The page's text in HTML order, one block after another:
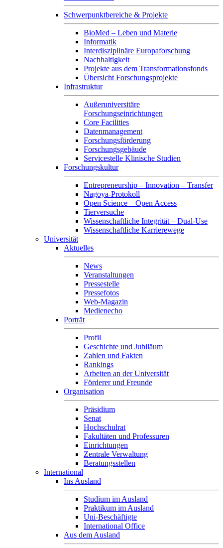
Schwerpunktbereiche & Projekte
BioMed – Leben und Materie
Informatik
Interdisziplinäre Europaforschung
Nachhaltigkeit
Projekte aus dem Transformationsfonds
Übersicht Forschungsprojekte
Infrastruktur
Außeruniversitäre
Forschungseinrichtungen
Core Facilities
Datenmanagement
Forschungsförderung
Forschungsgebäude
Servicestelle Klinische Studien
Forschungskultur
Entrepreneurship – Innovation – Transfer
Nagoya-Protokoll
Open Science – Open Access
Tierversuche
Wissenschaftliche Integrität – Dual-Use
Wissenschaftliche Karrierewege
Universität
Aktuelles
News
Veranstaltungen
Pressestelle
Pressefotos
Web-Magazin
Medienecho
Porträt
Profil
Geschichte und Jubiläum
Zahlen und Fakten
Rankings
Arbeiten an der Universität
Förderer und Freunde
Organisation
Präsidium
Senat
Hochschulrat
Fakultäten und Professuren
Einrichtungen
Zentrale Verwaltung
Beratungsstellen
International
Ins Ausland
Studium im Ausland
Praktikum im Ausland
Uni-Beschäftigte
International Office
Aus dem Ausland